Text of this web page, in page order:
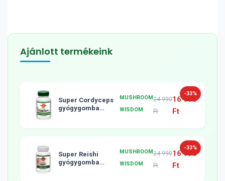
Ajánlott termékeink
-33%
Super Cordyceps
gyógygomba
MUSHROOM
WISDOM
24 990
Ft
16 990
Ft
-33%
Super Reishi
gyógygomba
MUSHROOM
WISDOM
24 990
Ft
16 990
Ft